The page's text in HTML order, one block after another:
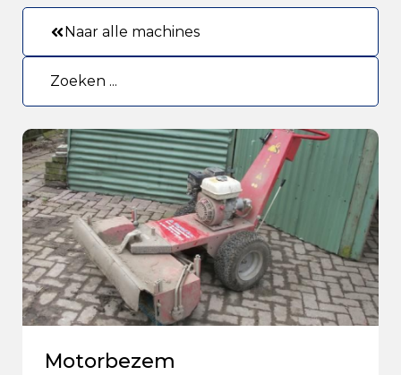
Naar alle machines
Motorbezem